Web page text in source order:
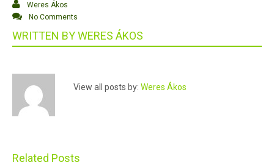
Weres Ákos
No Comments
WRITTEN BYWERES ÁKOS
View all posts by: Weres Ákos
Related Posts